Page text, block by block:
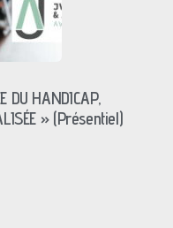
DU HANDICAP,
» (Présentiel)